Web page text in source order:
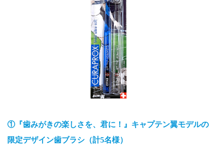
①『歯みがきの楽しさを、君に！』キャプテン翼モデルの
限定デザイン歯ブラシ（計5名様）